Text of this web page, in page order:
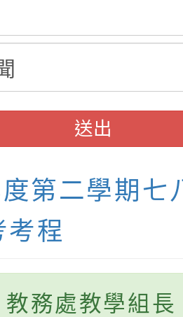
招)
送出
第二學期七
考程
務處教學組長